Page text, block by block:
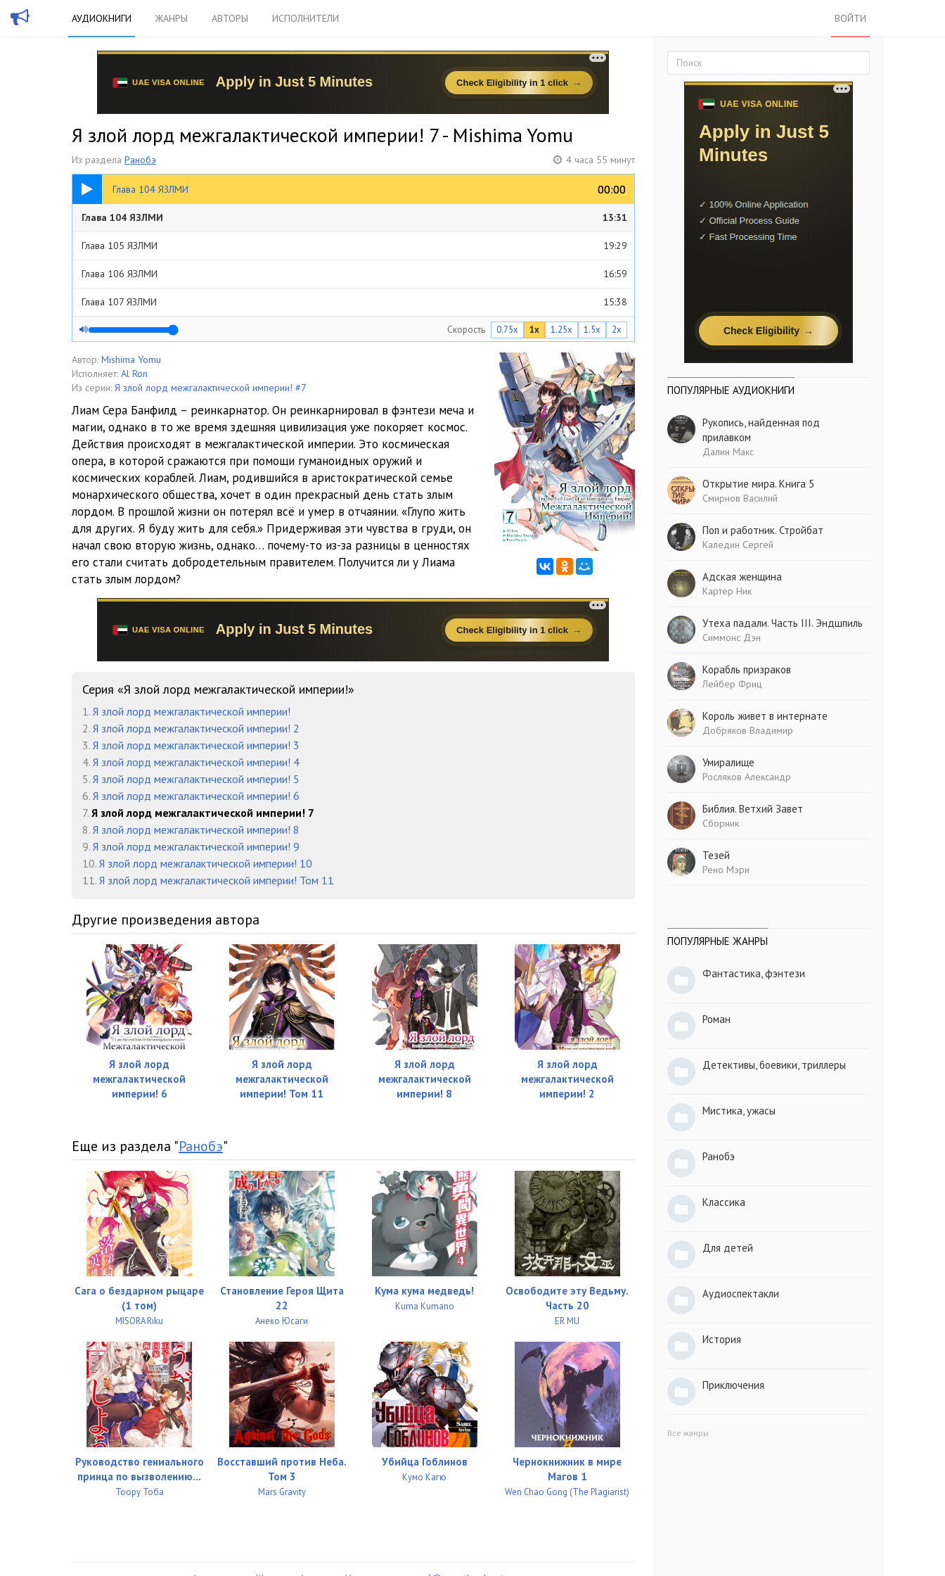
АУДИОКНИГИ ЖАНРЫ АВТОРЫ ИСПОЛНИТЕЛИ ВОЙТИ
Я злой лорд межгалактической империи! 7 - Mishima Yomu
Из раздела Ранобэ 4 часа 55 минут
Глава 104 ЯЗЛМИ 00:00
00:00
13:31
Глава 104 ЯЗЛМИ 13:31
Глава 105 ЯЗЛМИ 19:29
Глава 106 ЯЗЛМИ 16:59
Глава 107 ЯЗЛМИ 15:38
Глава 108 ЯЗЛМИ 18:31
Глава 109 ЯЗЛМИ 15:19
Глава 110 ЯЗЛМИ 16:14
Глава 111 ЯЗЛМИ 19:23
Глава 112 ЯЗЛМИ 16:37
Глава 113 ЯЗЛМИ 21:02
Глава 114 ЯЗЛМИ 20:05
Глава 115 ЯЗЛМИ 19:06
Глава 116 ЯЗЛМИ
Глава 117 ЯЗЛМИ
20:12
Глава 119 ЯЗЛМИ
Глава 121 ЯЗЛМИ
Скорость 0.75x 1x 1.25x 1.5x 2x
Автор: Mishima Yomu
Исполняет: Al Ron
Из серии: Я злой лорд межгалактической империи! #7
Лиам Сера Банфилд – реинкарнатор. Он реинкарнировал в фэнтези меча и
магии, однако в то же время здешняя цивилизация уже покоряет космос.
Действия происходят в межгалактической империи. Это космическая
опера, в которой сражаются при помощи гуманоидных оружий и
космических кораблей. Лиам, родившийся в аристократической семье
монархического общества, хочет в один прекрасный день стать злым
лордом. В прошлой жизни он потерял всё и умер в отчаянии. «Глупо жить
для других. Я буду жить для себя.» Придерживая эти чувства в груди, он
начал свою вторую жизнь, однако… почему-то из-за разницы в ценностях
его стали считать добродетельным правителем. Получится ли у Лиама
стать злым лордом?
Серия «Я злой лорд межгалактической империи!»
1. Я злой лорд межгалактической империи!
2. Я злой лорд межгалактической империи! 2
3. Я злой лорд межгалактической империи! 3
4. Я злой лорд межгалактической империи! 4
5. Я злой лорд межгалактической империи! 5
6. Я злой лорд межгалактической империи! 6
7. Я злой лорд межгалактической империи! 7
8. Я злой лорд межгалактической империи! 8
9. Я злой лорд межгалактической империи! 9
10. Я злой лорд межгалактической империи! 10
11. Я злой лорд межгалактической империи! Том 11
Другие произведения автора
Я злой лорд
межгалактической
империи! 6
Я злой лорд
межгалактической
империи! Том 11
Я злой лорд
межгалактической
империи! 8
Я злой лорд
межгалактической
империи! 2
Еще из раздела "Ранобэ"
Сага о бездарном рыцаре
(1 том)
MISORA Riku
Становление Героя Щита
22
Анеко Юсаги
Кума кума медведь!
Kuma Kumano
Освободите эту Ведьму.
Часть 20
ER MU
Руководство гениального
принца по вызволению...
Тоору Тоба
Восставший против Неба.
Том 3
Mars Gravity
Убийца Гоблинов
Кумо Кагю
Чернокнижник в мире
Магов 1
Wen Chao Gong (The Plagiarist)
ПОПУЛЯРНЫЕ АУДИОКНИГИ
Рукопись, найденная под
прилавком
Далин Макс
Открытие мира. Книга 5
Смирнов Василий
Поп и работник. Стройбат
Каледин Сергей
Адская женщина
Картер Ник
Утеха падали. Часть III. Эндшпиль
Симмонс Дэн
Корабль призраков
Лейбер Фриц
Король живет в интернате
Добряков Владимир
Умиралище
Росляков Александр
Библия. Ветхий Завет
Сборник
Тезей
Рено Мэри
ПОПУЛЯРНЫЕ ЖАНРЫ
Фантастика, фэнтези
Роман
Детективы, боевики, триллеры
Мистика, ужасы
Ранобэ
Классика
Для детей
Аудиоспектакли
История
Приключения
Все жанры